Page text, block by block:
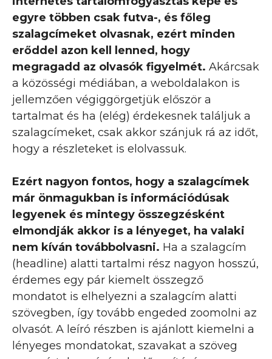
egyre többen csak futva-, és főleg
szalagcímeket olvasnak, ezért minden
erőddel azon kell lenned, hogy
megragadd az olvasók figyelmét. Akárcsak
a közösségi médiában, a weboldalakon is
jellemzően végiggörgetjük először a
tartalmat és ha (elég) érdekesnek találjuk a
szalagcímeket, csak akkor szánjuk rá az időt,
hogy a részleteket is elolvassuk.
Ezért nagyon fontos, hogy a szalagcímek
már önmagukban is információdúsak
legyenek és mintegy összegzésként
elmondják akkor is a lényeget, ha valaki
nem kíván továbbolvasni. Ha a szalagcím
(headline) alatti tartalmi rész nagyon hosszú,
érdemes egy pár kiemelt összegző
mondatot is elhelyezni a szalagcím alatti
szövegben, így tovább engeded zoomolni az
olvasót. A leíró részben is ajánlott kiemelni a
lényeges mondatokat, szavakat a szöveg